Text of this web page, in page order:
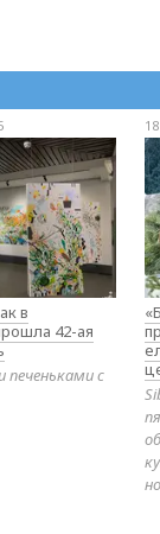
в
42-ая
печеньками с